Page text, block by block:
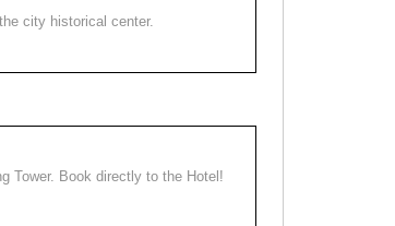
city historical center.
Tower. Book directly to the Hotel!